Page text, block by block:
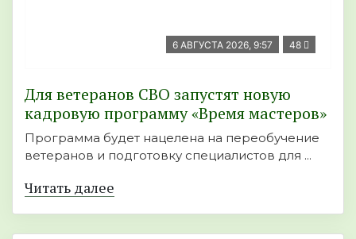
6 АВГУСТА 2026, 9:57 48
Для ветеранов СВО запустят новую
кадровую программу «Время мастеров»
Программа будет нацелена на переобучение
ветеранов и подготовку специалистов для ...
Читать далее